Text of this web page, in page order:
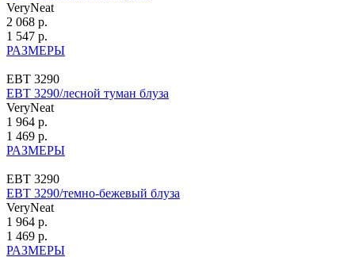
VeryNeat
2 068 р.
1 547 р.
РАЗМЕРЫ
ЕВТ 3290
ЕВТ 3290/лесной туман блуза
VeryNeat
1 964 р.
1 469 р.
РАЗМЕРЫ
ЕВТ 3290
ЕВТ 3290/темно-бежевый блуза
VeryNeat
1 964 р.
1 469 р.
РАЗМЕРЫ